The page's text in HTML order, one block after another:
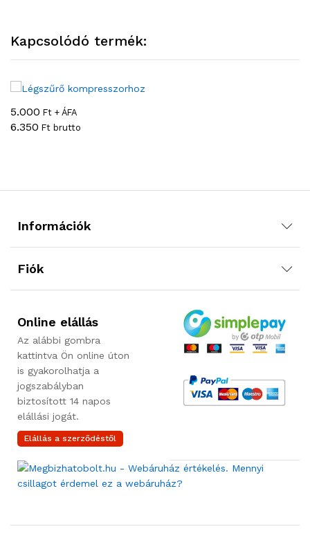
Kapcsolódó termék:
5.000 Ft + ÁFA
6.350 Ft brutto
Információk
Fiók
Online elállás
Az alábbi gombra
kattintva Ön online úton
is gyakorolhatja a
jogszabályban
biztosított 14 napos
elállási jogát.
Elállás a szerződéstől